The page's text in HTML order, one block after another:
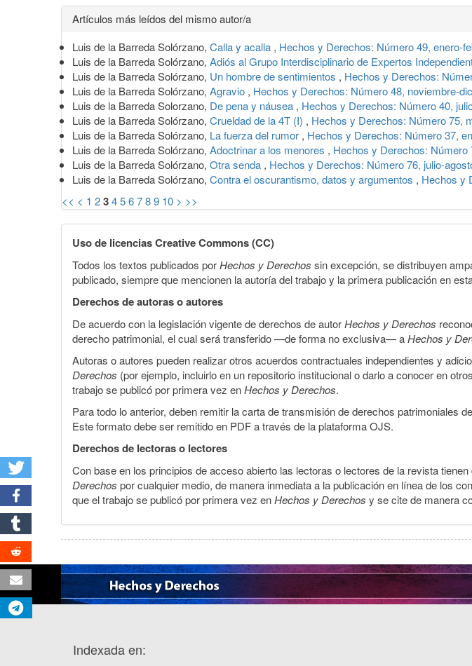
Detalles
del
artículo
Artículos más leídos del mismo autor/a
Luis de la Barreda Solórzano, Calla y acalla , Hechos y Derechos: Número 49, enero-
Luis de la Barreda Solórzano, Adiós al Grupo Interdisciplinario de Expertos
Luis de la Barreda Solórzano, Un hombre de sentimientos , Hechos y Derechos:
Luis de la Barreda Solórzano, Agravio , Hechos y Derechos: Número 48, noviembre-
Luis de la Barreda Solorzano, De pena y náusea , Hechos y Derechos: Número 40,
Luis de la Barreda Solórzano, Crueldad de la 4T (I) , Hechos y Derechos: Número 75,
Luis de la Barreda Solórzano, La fuerza del rumor , Hechos y Derechos: Número 37,
Luis de la Barreda Solórzano, Adoctrinar a los menores , Hechos y Derechos: Número
Luis de la Barreda Solórzano, Otra senda , Hechos y Derechos: Número 76, julio-
Luis de la Barreda Solórzano, Contra el oscurantismo, datos y argumentos , Hechos y
<< < 1 23456789 10 > >>
Uso de licencias Creative Commons (CC)
Todos los textos publicados porHechos y Derechos sin excepción, se distribuyen
publicado, siempre que mencionen la autoría del trabajo y la primera publicación en
Derechos de autoras o autores
De acuerdo con la legislación vigente de derechos de autorHechos y Derechos
derecho patrimonial, el cual será transferido —de forma no exclusiva— aHechos y
Autoras o autores pueden realizar otros acuerdos contractuales independientes y
Derechos (por ejemplo, incluirlo en un repositorio institucional o darlo a conocer en
trabajo se publicó por primera vez enHechos y Derechos.
Para todo lo anterior, deben remitir la carta de transmisión de derechos patrimoniales
Este formato debe ser remitido en PDF a través de la plataforma OJS.
Derechos de lectoras o lectores
Con base en los principios de acceso abierto las lectoras o lectores de la revista
Derechos por cualquier medio, de manera inmediata a la publicación en línea de los
que el trabajo se publicó por primera vez enHechos y Derechos y se cite de manera
Indexada en: